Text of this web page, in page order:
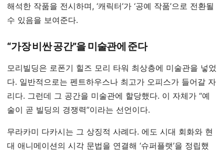
해석한 작품을 전시하며, ‘캐릭터’가 ‘공예 작품’으로 전환될
수 있음을 보여준다.
“가장 비싼 공간”을 미술관에 준다
모리빌딩은 로폰기 힐즈 모리 타워 최상층에 미술관을 넣었
다. 일반적으로는 펜트하우스나 최고가 오피스가 들어갈 자
리다. 그런데 그 공간을 미술관에 할당했다. 이 자체가 “예
술이 곧 빌딩의 경쟁력”이라는 선언이다.
무라카미 다카시는 그 상징적 사례다. 에도 시대 회화와 현
대 애니메이션의 시각 문법을 연결해 ‘슈퍼플랫’을 정립했